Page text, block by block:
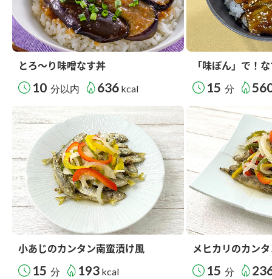
とろ～り味噌なす丼
10 分以内 636 kcal
「味ぽん」で！
15 分
小あじのカンタン南蛮漬け風
15 分 193 kcal
メヒカリのカン
15 分